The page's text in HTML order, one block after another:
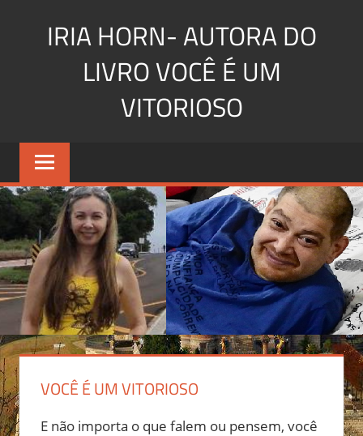
IRIA HORN- AUTORA DO
LIVRO VOCÊ É UM
VITORIOSO
Você
vitorioso
VOCÊ É UM VITORIOSO
E não importa o que falem ou pensem, você